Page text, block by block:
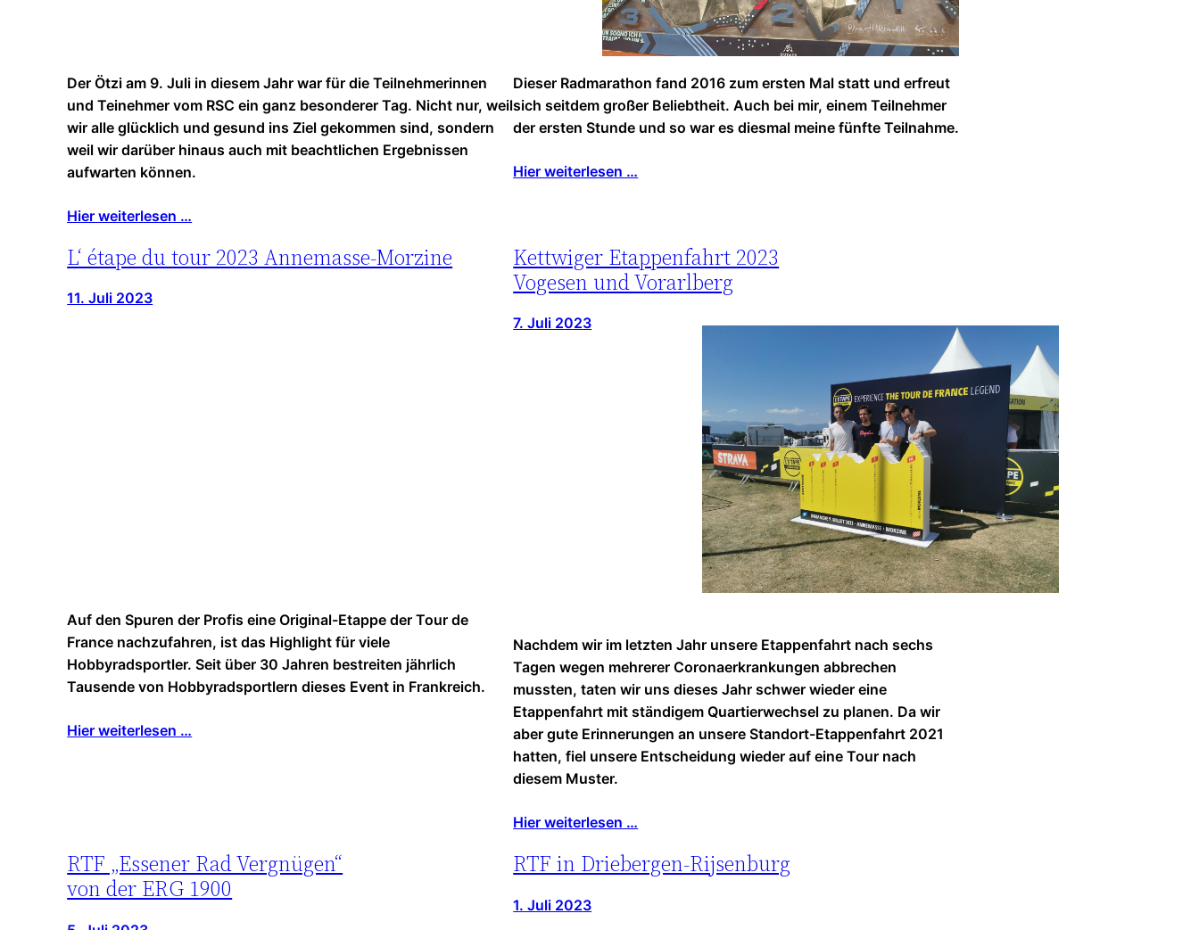
Der Ötzi am 9. Juli in diesem Jahr war für die Teilnehmerinnen
und Teinehmer vom RSC ein ganz besonderer Tag. Nicht nur, weil
wir alle glücklich und gesund ins Ziel gekommen sind, sondern
weil wir darüber hinaus auch mit beachtlichen Ergebnissen
aufwarten können.
Hier weiterlesen …
Dieser Radmarathon fand 2016 zum ersten Mal statt und erfreut
sich seitdem großer Beliebtheit. Auch bei mir, einem Teilnehmer
der ersten Stunde und so war es diesmal meine fünfte Teilnahme.
Hier weiterlesen …
L‘ étape du tour 2023 Annemasse-Morzine
11. Juli 2023
Auf den Spuren der Profis eine Original-Etappe der Tour de
France nachzufahren, ist das Highlight für viele
Hobbyradsportler. Seit über 30 Jahren bestreiten jährlich
Tausende von Hobbyradsportlern dieses Event in Frankreich.
Hier weiterlesen …
Kettwiger Etappenfahrt 2023
Vogesen und Vorarlberg
7. Juli 2023
Nachdem wir im letzten Jahr unsere Etappenfahrt nach sechs
Tagen wegen mehrerer Coronaerkrankungen abbrechen
mussten, taten wir uns dieses Jahr schwer wieder eine
Etappenfahrt mit ständigem Quartierwechsel zu planen. Da wir
aber gute Erinnerungen an unsere Standort-Etappenfahrt 2021
hatten, fiel unsere Entscheidung wieder auf eine Tour nach
diesem Muster.
Hier weiterlesen …
RTF „Essener Rad Vergnügen“
von der ERG 1900
RTF in Driebergen-Rijsenburg
1. Juli 2023